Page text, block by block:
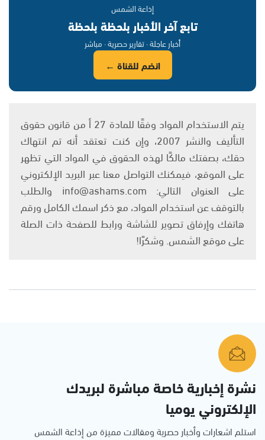
إذاعة الشمس
تابع آخر الأخبار بلحظة بلحظة
أخبار عاجلة · تقارير حصرية · مباشر
انضم للقناة ←
يتم الاستخدام المواد وفقًا للمادة 27 أ من قانون حقوق
التأليف والنشر 2007، وإن كنت تعتقد أنه تم انتهاك
حقك، بصفتك مالكًا لهذه الحقوق في المواد التي تظهر
على الموقع، فيمكنك التواصل معنا عبر البريد الإلكتروني
على العنوان التالي: info@ashams.com والطلب
بالتوقف عن استخدام المواد، مع ذكر اسمك الكامل ورقم
هاتفك وإرفاق تصوير للشاشة ورابط للصفحة ذات الصلة
على موقع الشمس. وشكرًا!
نشرة إخبارية خاصة مباشرة لبريدك
الإلكتروني يوميا
استلم اشعارات وأخبار حصرية ومقالات مميزة من إذاعة الشمس